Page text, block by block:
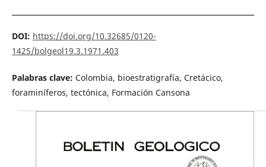
DOI: https://doi.org/10.32685/0120-
1425/bolgeol19.3.1971.403
Palabras clave: Colombia, bioestratigrafía, Cretácico,
foraminíferos, tectónica, Formación Cansona